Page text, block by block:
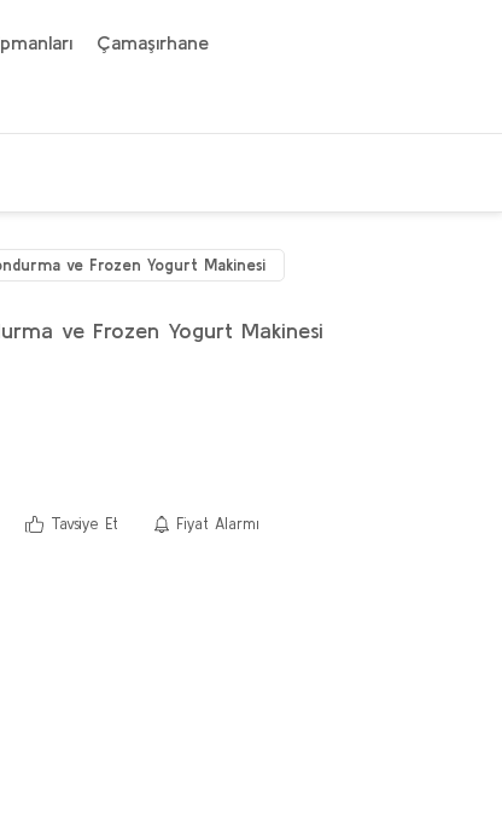
Çamaşırhane
ve Frozen Yogurt Makinesi
ve Frozen Yogurt Makinesi
Tavsiye Et Fiyat Alarmı